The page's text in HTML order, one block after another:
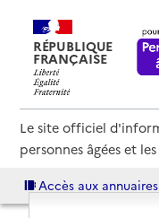
RÉPUBLIQUE
FRANÇAISE
Le site officiel
personnes âgées et
Accès aux annuaires